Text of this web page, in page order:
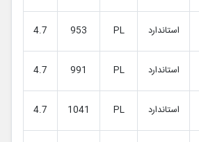
استاندارد PL
953
4.7
استاندارد PL
991
4.7
استاندارد PL
1041
4.7